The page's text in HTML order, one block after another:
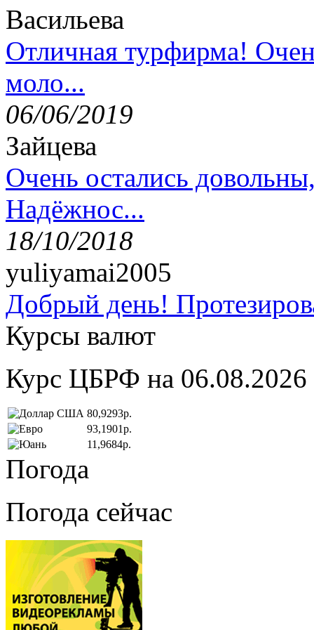
Васильева
Отличная турфирма!
моло...
06/06/2019
Зайцева
Очень остались
Надёжнос...
18/10/2018
yuliyamai2005
Добрый день!
Курсы валют
Курс ЦБРФ на 06.08.2026
80,9293р.
93,1901р.
11,9684р.
Погода
Погода сейчас